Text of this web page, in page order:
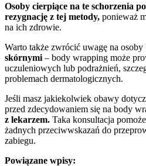
Osoby cierpiące na te schorzenia
rezygnację z tej metody, ponieważ
na ich zdrowie.
Warto także zwrócić uwagę na osoby
skórnymi – body wrapping może
uczuleniowych lub podrażnień,
problemach dermatologicznych.
Jeśli masz jakiekolwiek obawy
przed zdecydowaniem się na body
z lekarzem. Taka konsultacja
żadnych przeciwwskazań do
zabiegu.
Powiązane wpisy: